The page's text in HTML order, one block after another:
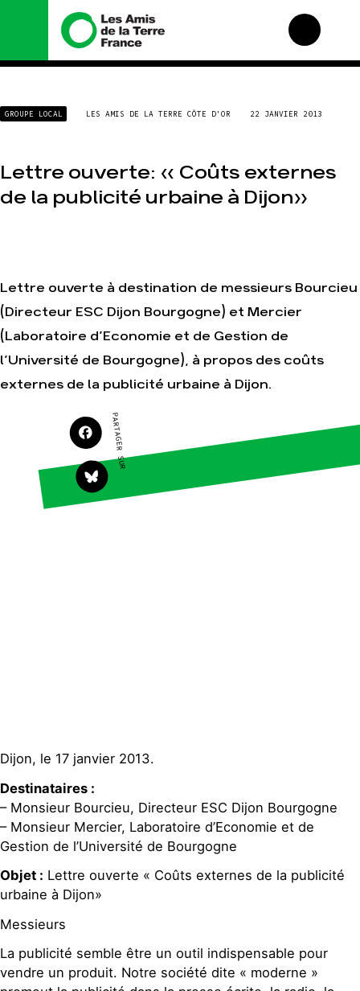
Nous connaître
Histoire
Missions et méthodes
Valeurs
Nos alliés
Je soutiens les Amis de
grand enfumage
Mode : une tendance
destructrice
Agir
S'engager sur le terrain
Agir au quotidien
Soutenir les
campagnes
Transmettre tout ou
partie de son
Nos thématiques
Agriculture
Multinationales
GROUPE LOCAL LES AMIS DE LA TERRE CÔTE D'OR 22 JANVIER 2013
Lettre ouverte: « Coûts externes
de la publicité urbaine à Dijon»
Lettre ouverte à destination de messieurs Bourcieu
(Directeur ESC Dijon Bourgogne) et Mercier
(Laboratoire d’Economie et de Gestion de
l’Université de Bourgogne), à propos des coûts
externes de la publicité urbaine à Dijon.
PARTAGER SUR
Dijon, le 17 janvier 2013.
Destinataires :
– Monsieur Bourcieu, Directeur ESC Dijon Bourgogne
– Monsieur Mercier, Laboratoire d’Economie et de
Gestion de l’Université de Bourgogne
Objet : Lettre ouverte « Coûts externes de la publicité
urbaine à Dijon»
Messieurs
La publicité semble être un outil indispensable pour
vendre un produit. Notre société dite « moderne »